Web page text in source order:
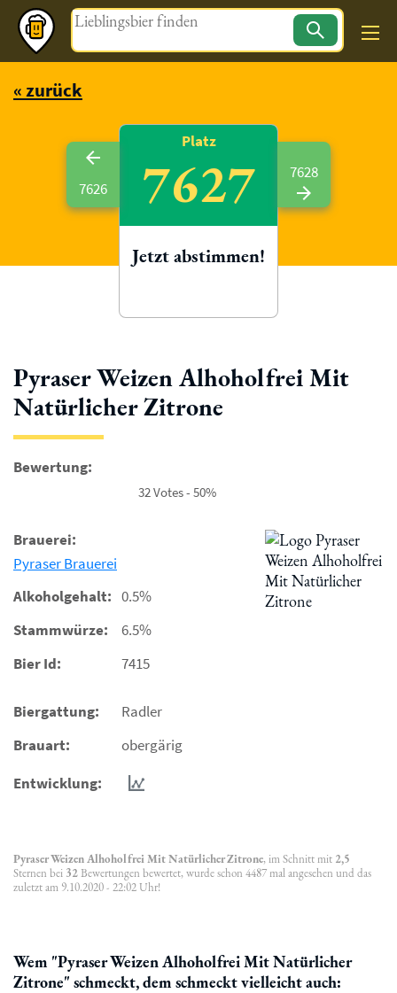
Magazin
« zurück
Pyraser Weizen Alhoholfrei Mit
Natürlicher Zitrone
Bewertung:
32 Votes - 50%
Brauerei:
Pyraser Brauerei
Alkoholgehalt: 0.5%
Stammwürze:
6.5%
Bier Id:
7415
Biergattung:
Radler
Brauart:
obergärig
Entwicklung:
Pyraser Weizen Alhoholfrei Mit Natürlicher Zitrone, im Schnitt mit 2,5
Sternen bei 32Bewertungen bewertet, wurde schon 4487 mal angesehen und das
zuletzt am 9.10.2020 - 22:02 Uhr!
Wem "Pyraser Weizen Alhoholfrei Mit Natürlicher
Zitrone" schmeckt, dem schmeckt vielleicht auch:
7626
Platz
7627
Jetzt abstimmen!
7628